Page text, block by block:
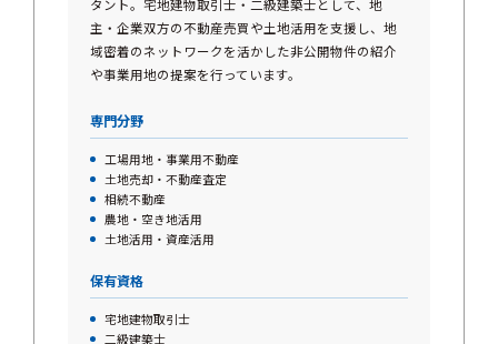
タント。宅地建物取引士・二級建築士として、地
主・企業双方の不動産売買や土地活用を支援し、地
域密着のネットワークを活かした非公開物件の紹介
や事業用地の提案を行っています。
専門分野
工場用地・事業用不動産
土地売却・不動産査定
相続不動産
農地・空き地活用
土地活用・資産活用
保有資格
宅地建物取引士
二級建築士